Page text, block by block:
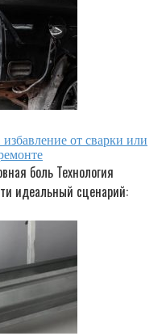
от сварки или
боль Технология
идеальный сценарий: